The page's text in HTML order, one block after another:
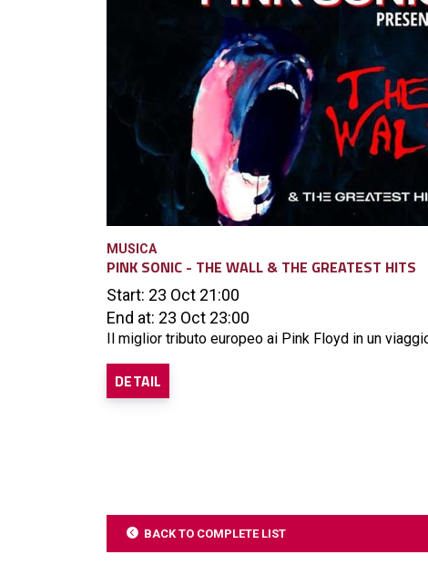
MUSICA
PINK SONIC - THE WALL & THE GREATEST HITS
Start: 23 Oct 21:00
End at: 23 Oct 23:00
Il miglior tributo europeo ai Pink Floyd in un
DETAIL
BACK TO COMPLETE LIST